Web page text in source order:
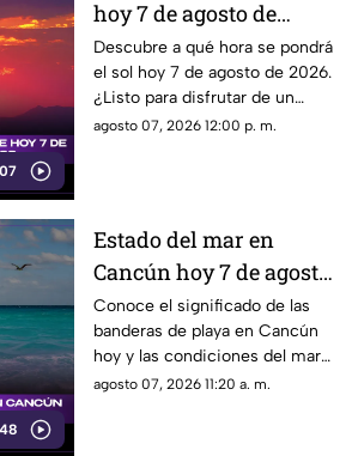
hoy 7 de agosto de
2026?
Descubre a qué hora se pondrá
el sol hoy 7 de agosto de 2026.
¿Listo para disfrutar de un
hermoso atardecer? ¡Entérate
agosto 07, 2026 12:00 p. m.
Estado del mar en
Cancún hoy 7 de agosto
de 2026: conoce el color
de las banderas
Conoce el significado de las
banderas de playa en Cancún
hoy y las condiciones del mar
para este 7 de agosto de 2026.
agosto 07, 2026 11:20 a. m.